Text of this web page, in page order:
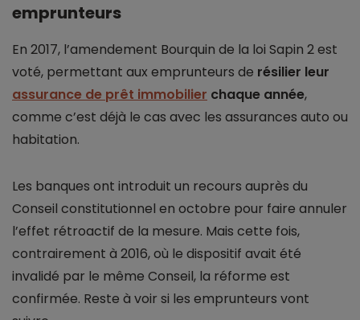
emprunteurs
En 2017, l’amendement Bourquin de la loi Sapin 2 est
voté, permettant aux emprunteurs de résilier leur
assurance de prêt immobilier chaque année,
comme c’est déjà le cas avec les assurances auto ou
habitation.
Les banques ont introduit un recours auprès du
Conseil constitutionnel en octobre pour faire annuler
l’effet rétroactif de la mesure. Mais cette fois,
contrairement à 2016, où le dispositif avait été
invalidé par le même Conseil, la réforme est
confirmée. Reste à voir si les emprunteurs vont